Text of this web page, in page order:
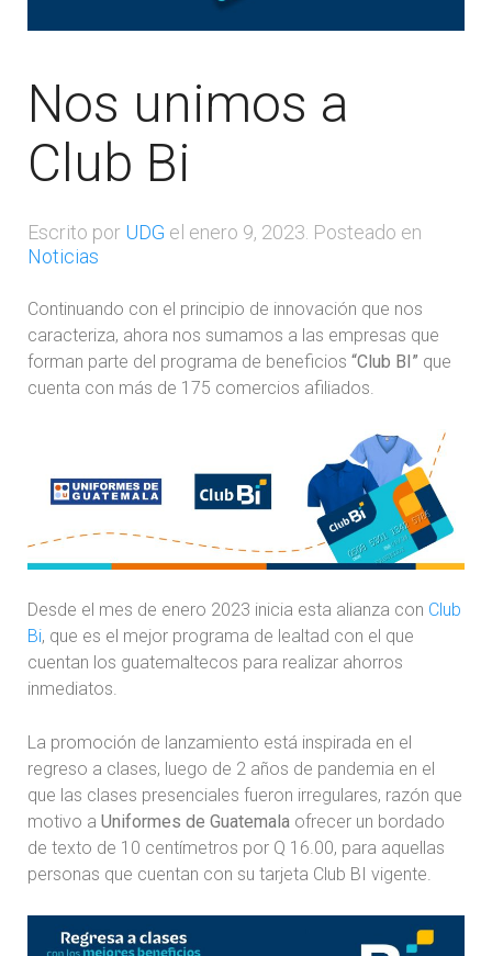
Nos unimos a
Club Bi
Escrito por UDG el enero 9, 2023 . Posteado en
Noticias
Continuando con el principio de innovación que nos
caracteriza, ahora nos sumamos a las empresas que
forman parte del programa de beneficios “Club BI” que
cuenta con más de 175 comercios afiliados.
Desde el mes de enero 2023 inicia esta alianza con Club
Bi, que es el mejor programa de lealtad con el que
cuentan los guatemaltecos para realizar ahorros
inmediatos.
La promoción de lanzamiento está inspirada en el
regreso a clases, luego de 2 años de pandemia en el
que las clases presenciales fueron irregulares, razón que
motivo a Uniformes de Guatemala ofrecer un bordado
de texto de 10 centímetros por Q 16.00, para aquellas
personas que cuentan con su tarjeta Club BI vigente.